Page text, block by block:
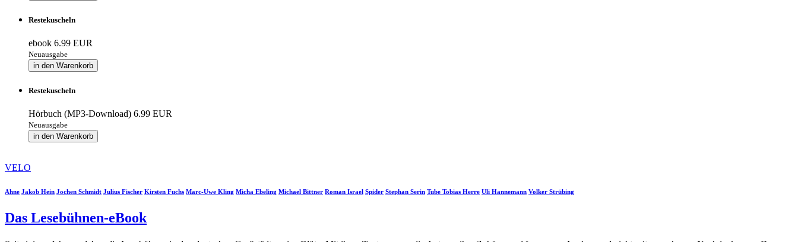
Restekuscheln
ebook 6.99 EUR
Neuausgabe
in den Warenkorb
Restekuscheln
Hörbuch (MP3-Download) 6.99 EUR
Neuausgabe
in den Warenkorb
VELO
Ahne Jakob Hein Jochen Schmidt Julius Fischer Kirsten Fuchs Marc-Uwe Kling Micha Ebeling Michael Bittner Roman Israel Spider Stephan Serin Tube Tobias Herre Uli Hannemann Volker Strübing
Das Lesebühnen-eBook